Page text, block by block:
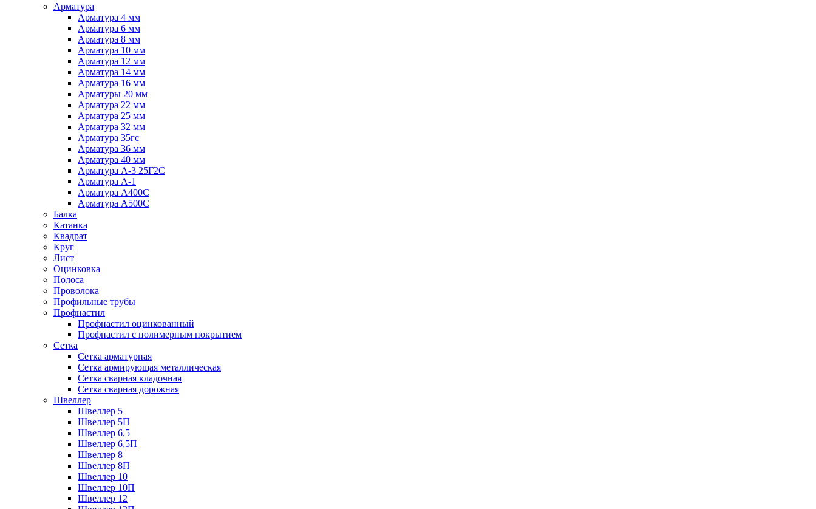
Арматура
Арматура 4 мм
Арматура 6 мм
Арматура 8 мм
Арматура 10 мм
Арматура 12 мм
Арматура 14 мм
Арматура 16 мм
Арматуры 20 мм
Арматура 22 мм
Арматура 25 мм
Арматура 32 мм
Арматура 35гс
Арматура 36 мм
Арматура 40 мм
Арматура А-3 25Г2С
Арматура А-1
Арматура А400С
Арматура А500С
Балка
Катанка
Квадрат
Круг
Лист
Оцинковка
Полоса
Проволока
Профильные трубы
Профнастил
Профнастил оцинкованный
Профнастил с полимерным покрытием
Сетка
Сетка арматурная
Сетка армирующая металлическая
Сетка сварная кладочная
Сетка сварная дорожная
Швеллер
Швеллер 5
Швеллер 5П
Швеллер 6,5
Швеллер 6,5П
Швеллер 8
Швеллер 8П
Швеллер 10
Швеллер 10П
Швеллер 12